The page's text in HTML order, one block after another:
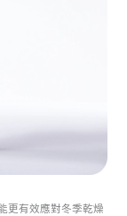
更有效應對冬季乾燥